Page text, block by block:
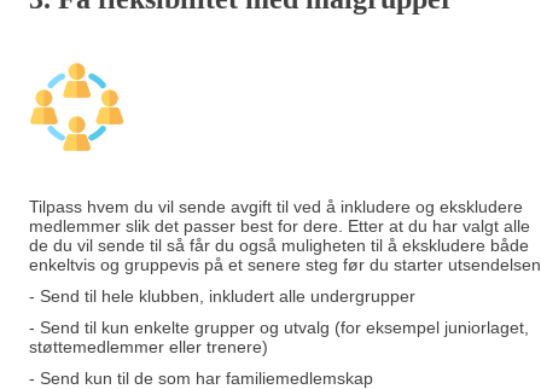
Tilpass hvem du vil sende avgift til ved å inkludere og ekskludere
medlemmer slik det passer best for dere. Etter at du har valgt alle
de du vil sende til så får du også muligheten til å ekskludere både
enkeltvis og gruppevis på et senere steg før du starter
- Send til hele klubben, inkludert alle undergrupper
- Send til kun enkelte grupper og utvalg (for eksempel juniorlaget,
støttemedlemmer eller trenere)
- Send kun til de som har familiemedlemskap